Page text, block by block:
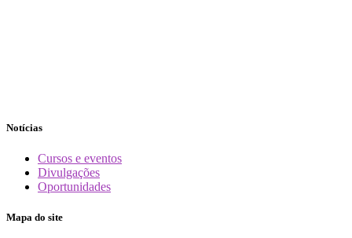
Notícias
Cursos e eventos
Divulgações
Oportunidades
Mapa do site